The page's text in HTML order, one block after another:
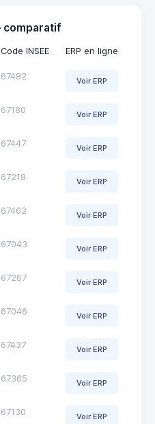
comparatif
Code INSEE ERP en ligne
67482 Voir ERP
67180 Voir ERP
67447 Voir ERP
67218 Voir ERP
67462 Voir ERP
67043 Voir ERP
67267 Voir ERP
67046 Voir ERP
67437 Voir ERP
67365 Voir ERP
67130 Voir ERP